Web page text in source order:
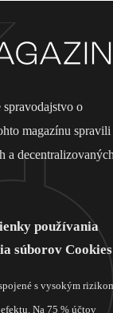
o
magazínu spravili
a
používania
súborov Cookies
s vysokým
Na 75 % účtov